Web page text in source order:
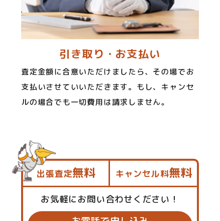
引き取り・お支払い
査定金額に合意いただけましたら、その場でお
支払いさせていいただきます。もし、キャンセ
ルの場合でも一切費用は請求しません。
出張査定無料 キャンセル料無料
お気軽にお問い合わせください！